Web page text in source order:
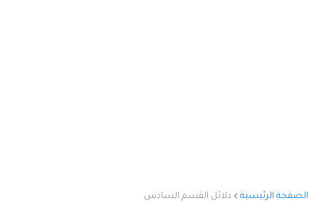
الصفحة الرئيسية دلائل القسم السادس